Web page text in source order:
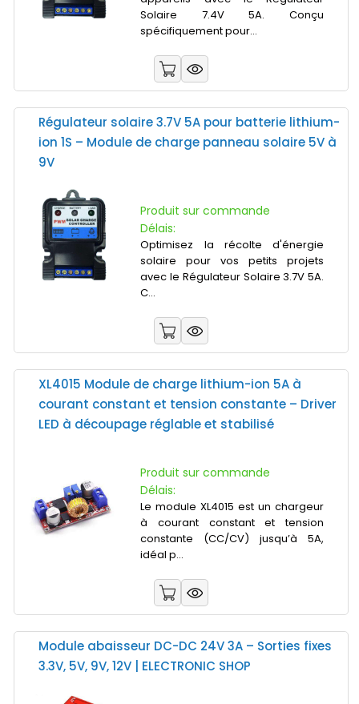
Solaire 7.4V 5A. Conçu
spécifiquement pour...
Régulateur solaire 3.7V 5A pour batterie lithium-
ion 1S – Module de charge panneau solaire 5V à
9V
Produit sur commande
Délais:
Optimisez la récolte d'énergie
solaire pour vos petits projets
avec le Régulateur Solaire 3.7V 5A.
C...
XL4015 Module de charge lithium-ion 5A à
courant constant et tension constante – Driver
LED à découpage réglable et stabilisé
Produit sur commande
Délais:
Le module XL4015 est un chargeur
à courant constant et tension
constante (CC/CV) jusqu’à 5A,
idéal p...
Module abaisseur DC-DC 24V 3A – Sorties fixes
3.3V, 5V, 9V, 12V | ELECTRONIC SHOP